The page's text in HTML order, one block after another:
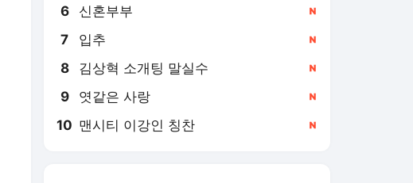
6 신혼부부
7 입추
8 김상혁 소개팅 말실수
9 엿같은 사랑
10 맨시티 이강인 칭찬